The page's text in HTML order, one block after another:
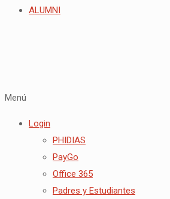
ALUMNI
Menú
Login
PHIDIAS
PayGo
Office 365
Padres y Estudiantes